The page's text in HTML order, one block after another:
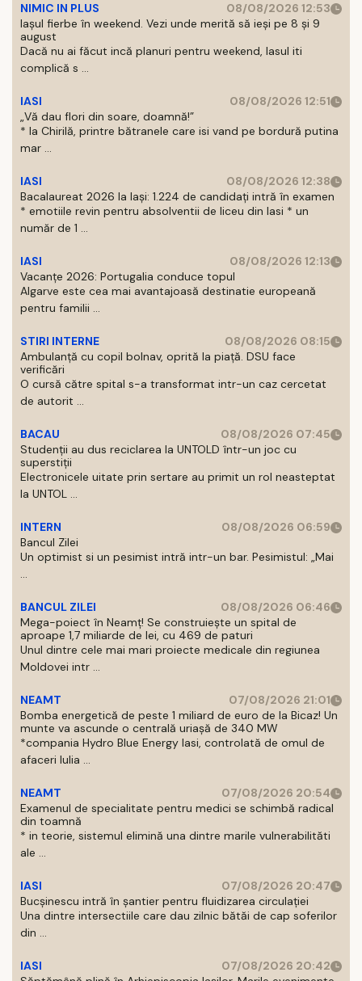
NIMIC IN PLUS
08/08/2026 12:53
Iașul fierbe în weekend. Vezi unde merită să ieși pe 8 și 9
august
Dacă nu ai făcut incă planuri pentru weekend, Iasul iti
complică s ...
IASI
08/08/2026 12:51
„Vă dau flori din soare, doamnă!”
* la Chirilă, printre bătranele care isi vand pe bordură putina
mar ...
IASI
08/08/2026 12:38
Bacalaureat 2026 la Iași: 1.224 de candidați intră în examen
* emotiile revin pentru absolventii de liceu din Iasi * un
număr de 1 ...
IASI
08/08/2026 12:13
Vacanțe 2026: Portugalia conduce topul
Algarve este cea mai avantajoasă destinatie europeană
pentru familii ...
STIRI INTERNE
08/08/2026 08:15
Ambulanță cu copil bolnav, oprită la piață. DSU face
verificări
O cursă către spital s-a transformat intr-un caz cercetat
de autorit ...
BACAU
08/08/2026 07:45
Studenții au dus reciclarea la UNTOLD într-un joc cu
superstiții
Electronicele uitate prin sertare au primit un rol neasteptat
la UNTOL ...
INTERN
08/08/2026 06:59
Bancul Zilei
Un optimist si un pesimist intră intr-un bar. Pesimistul: „Mai
...
BANCUL ZILEI
08/08/2026 06:46
Mega-poiect în Neamț! Se construiește un spital de
aproape 1,7 miliarde de lei, cu 469 de paturi
Unul dintre cele mai mari proiecte medicale din regiunea
Moldovei intr ...
NEAMT
07/08/2026 21:01
Bomba energetică de peste 1 miliard de euro de la Bicaz! Un
munte va ascunde o centrală uriașă de 340 MW
*compania Hydro Blue Energy Iasi, controlată de omul de
afaceri Iulia ...
NEAMT
07/08/2026 20:54
Examenul de specialitate pentru medici se schimbă radical
din toamnă
* in teorie, sistemul elimină una dintre marile vulnerabilităti
ale ...
IASI
07/08/2026 20:47
Bucșinescu intră în șantier pentru fluidizarea circulației
Una dintre intersectiile care dau zilnic bătăi de cap soferilor
din ...
IASI
07/08/2026 20:42